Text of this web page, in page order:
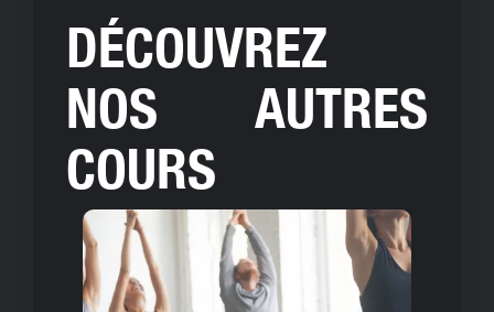
DÉCOUVREZ
NOS AUTRES
COURS